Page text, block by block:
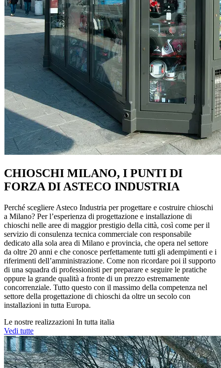
CHIOSCHI MILANO, I PUNTI DI
FORZA DI ASTECO INDUSTRIA
Perché scegliere Asteco Industria per progettare e costruire chioschi
a Milano? Per l’esperienza di progettazione e installazione di
chioschi nelle aree di maggior prestigio della città, così come per il
servizio di consulenza tecnica commerciale con responsabile
dedicato alla sola area di Milano e provincia, che opera nel settore
da oltre 20 anni e che conosce perfettamente tutti gli adempimenti e i
riferimenti dell’amministrazione. Come non ricordare poi il supporto
di una squadra di professionisti per preparare e seguire le pratiche
oppure la grande qualità a fronte di un prezzo estremamente
concorrenziale. Tutto questo con il massimo della competenza nel
settore della progettazione di chioschi da oltre un secolo con
installazioni in tutta Europa.
Le nostre realizzazioni In tutta italia
Vedi tutte